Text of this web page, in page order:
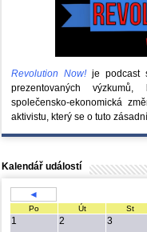
Revolution Now! je podcast
prezentovaných
společensko-ekonomická
aktivistu, který se o tuto
Kalendář událostí
◄
Po Út St
1 2 3